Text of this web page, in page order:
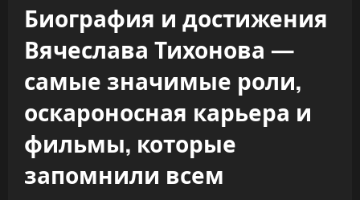
Биография и достижения
Вячеслава Тихонова —
самые значимые роли,
оскароносная карьера и
фильмы, которые
запомнили всем